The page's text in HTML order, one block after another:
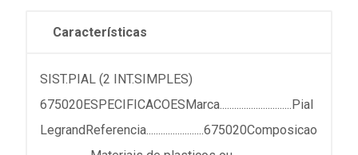
Características
SIST.PIAL (2 INT.SIMPLES)
675020ESPECIFICACOESMarca..............................Pial
LegrandReferencia........................675020Composicao